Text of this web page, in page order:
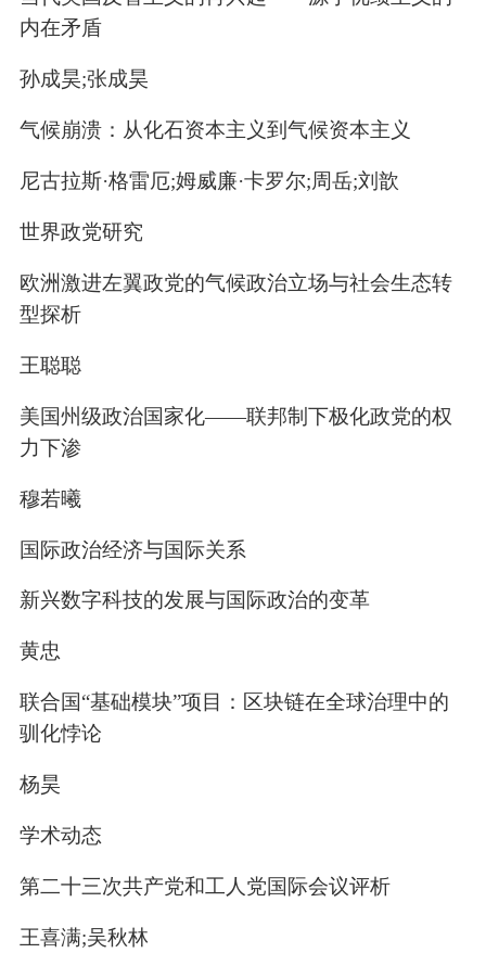
内在矛盾
孙成昊;张成昊
气候崩溃：从化石资本主义到气候资本主义
尼古拉斯·格雷厄;姆威廉·卡罗尔;周岳;刘歆
世界政党研究
欧洲激进左翼政党的气候政治立场与社会生态转
型探析
王聪聪
美国州级政治国家化——联邦制下极化政党的权
力下渗
穆若曦
国际政治经济与国际关系
新兴数字科技的发展与国际政治的变革
黄忠
联合国“基础模块”项目：区块链在全球治理中的
驯化悖论
杨昊
学术动态
第二十三次共产党和工人党国际会议评析
王喜满;吴秋林